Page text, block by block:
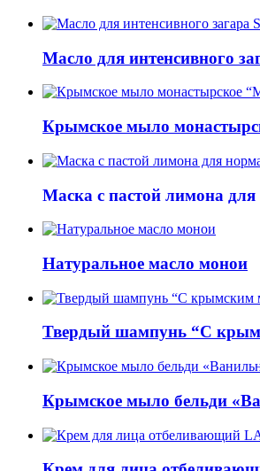
Масло для интенсивного
Крымское мыло
Маска с пастой лимона
Натуральное масло монои
Твердый шампунь “С
Крымское мыло бельди